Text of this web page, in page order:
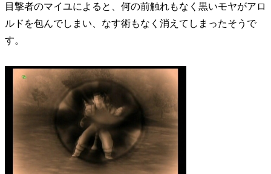
目撃者のマイユによると、何の前触れもなく黒いモヤがアロ
ルドを包んでしまい、なす術もなく消えてしまったそうで
す。